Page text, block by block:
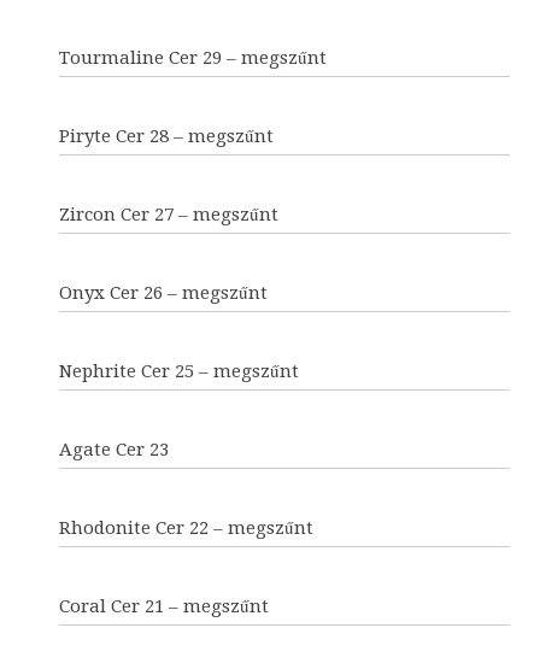
Tourmaline Cer 29 – megszűnt
Piryte Cer 28 – megszűnt
Zircon Cer 27 – megszűnt
Onyx Cer 26 – megszűnt
Nephrite Cer 25 – megszűnt
Agate Cer 23
Rhodonite Cer 22 – megszűnt
Coral Cer 21 – megszűnt